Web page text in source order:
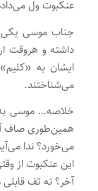
عنکبوت ول
جناب موسی یکی
داشته و هروقت
ایشان به
می‌شناختند.
خلاصه… موسی
همین‌طوری صاف
می‌خورد؟ ندا
این عنکبوت از
آخر؟ نه تف قابلی